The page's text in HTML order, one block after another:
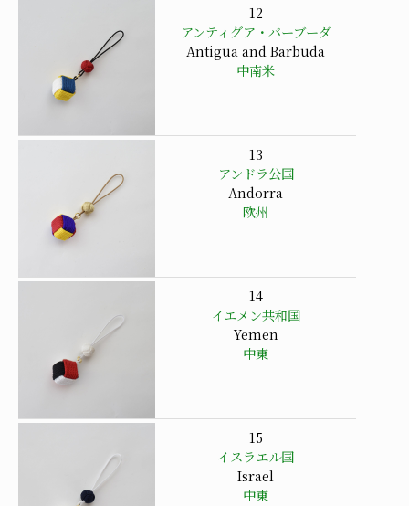
12
アンティグア・バーブーダ
Antigua and Barbuda
中南米
13
アンドラ公国
Andorra
欧州
14
イエメン共和国
Yemen
中東
15
イスラエル国
Israel
中東